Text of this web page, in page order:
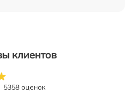
клиентов
5358 оценок